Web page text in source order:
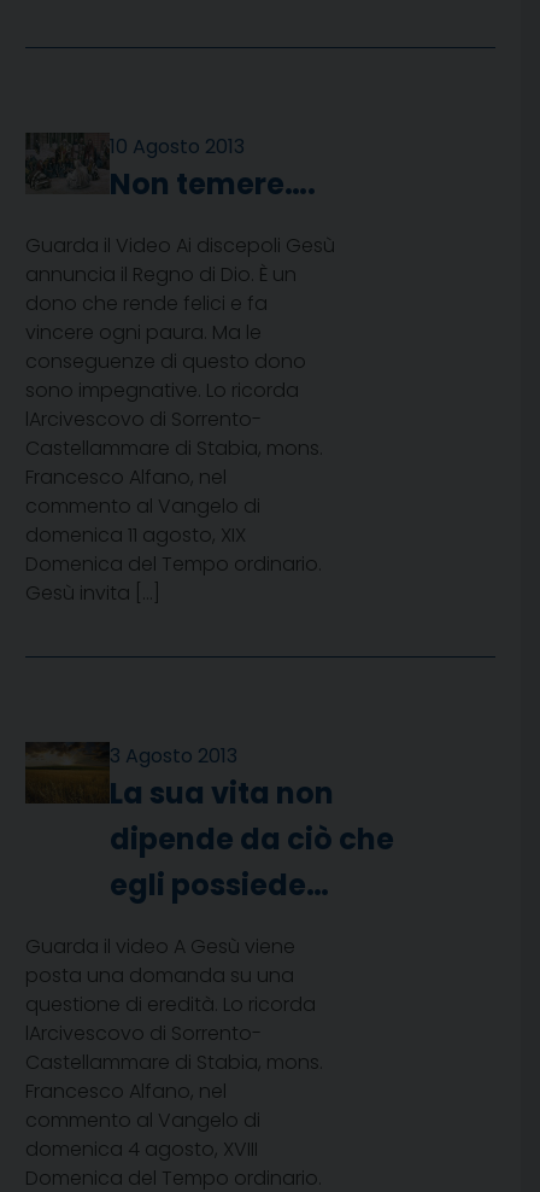
10 Agosto 2013
Non temere….
Guarda il Video Ai discepoli Gesù
annuncia il Regno di Dio. È un
dono che rende felici e fa
vincere ogni paura. Ma le
conseguenze di questo dono
sono impegnative. Lo ricorda
lArcivescovo di Sorrento-
Castellammare di Stabia, mons.
Francesco Alfano, nel
commento al Vangelo di
domenica 11 agosto, XIX
Domenica del Tempo ordinario.
Gesù invita […]
3 Agosto 2013
La sua vita non
dipende da ciò che
egli possiede…
Guarda il video A Gesù viene
posta una domanda su una
questione di eredità. Lo ricorda
lArcivescovo di Sorrento-
Castellammare di Stabia, mons.
Francesco Alfano, nel
commento al Vangelo di
domenica 4 agosto, XVIII
Domenica del Tempo ordinario.